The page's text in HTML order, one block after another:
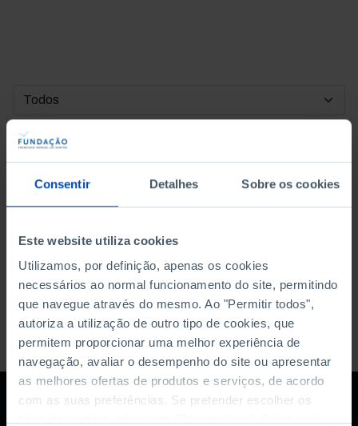
Consentir Detalhes Sobre os cookies
Este website utiliza cookies
Utilizamos, por definição, apenas os cookies
necessários ao normal funcionamento do site, permitindo
que navegue através do mesmo. Ao "Permitir todos",
autoriza a utilização de outro tipo de cookies, que
permitem proporcionar uma melhor experiência de
navegação, avaliar o desempenho do site ou apresentar
as melhores ofertas de produtos e serviços, de acordo
com as suas preferências. Se pretender escolher os
DATA DE INÍCIO
DATA DE FIM